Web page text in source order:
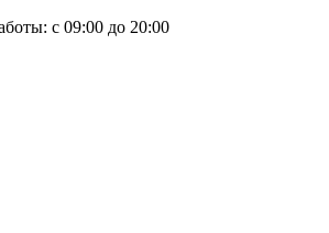
с 09:00 до 20:00